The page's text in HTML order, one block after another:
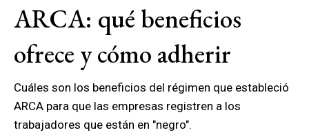
ARCA: qué beneficios
ofrece y cómo adherir
Cuáles son los beneficios del régimen que estableció
ARCA para que las empresas registren a los
trabajadores que están en "negro".